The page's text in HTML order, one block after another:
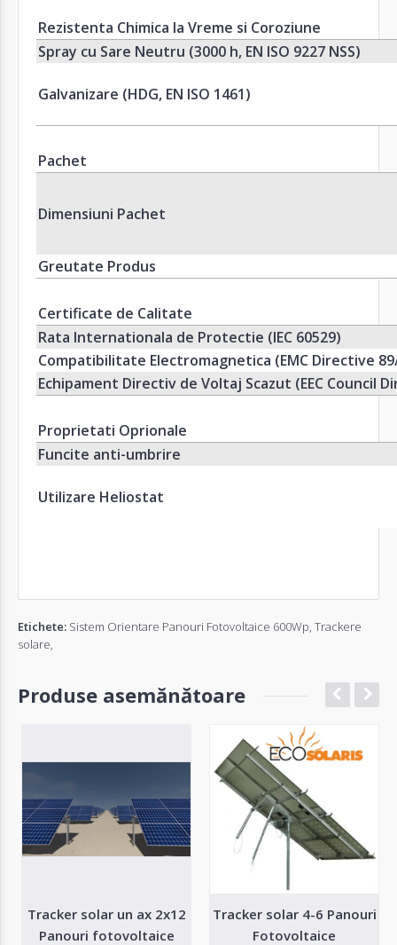
Rezistenta Chimica la Vreme si Coroziune
Spray cu Sare Neutru (3000 h, EN ISO 9227 NSS)
Galvanizare (HDG, EN ISO 1461)
Pachet
Dimensiuni Pachet
Greutate Produs
Certificate de Calitate
Rata Internationala de Protectie (IEC 60529)
Compatibilitate Electromagnetica (EMC Directive 89/
Echipament Directiv de Voltaj Scazut (EEC Council
Proprietati Oprionale
Funcite anti-umbrire
Utilizare Heliostat
Etichete: Sistem Orientare Panouri Fotovoltaice 600Wp Trackere
solare
Produse asemănătoare
Tracker solar un ax 2x12
Panouri fotovoltaice
Tracker solar 4-6 Panouri
Fotovoltaice